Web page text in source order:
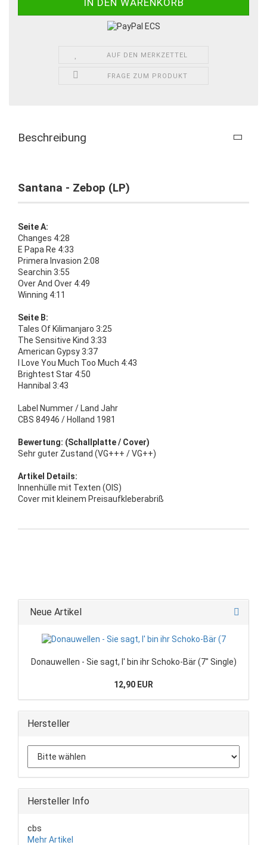
AUF DEN MERKZETTEL
FRAGE ZUM PRODUKT
Beschreibung
Santana - Zebop (LP)
Seite A:
Changes 4:28
E Papa Re 4:33
Primera Invasion 2:08
Searchin 3:55
Over And Over 4:49
Winning 4:11
Seite B:
Tales Of Kilimanjaro 3:25
The Sensitive Kind 3:33
American Gypsy 3:37
I Love You Much Too Much 4:43
Brightest Star 4:50
Hannibal 3:43
Label Nummer / Land Jahr
CBS 84946 / Holland 1981
Bewertung: (Schallplatte / Cover)
Sehr guter Zustand (VG+++ / VG++)
Artikel Details:
Innenhülle mit Texten (OIS)
Cover mit kleinem Preisaufkleberabriß
Neue Artikel
Donauwellen - Sie sagt, I' bin ihr Schoko-Bär (7" Single)
12,90 EUR
Hersteller
Hersteller Info
cbs
Mehr Artikel